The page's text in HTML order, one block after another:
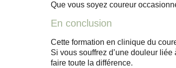
Que vous soyez coureur
En conclusion
Cette formation en clinique du
Si vous souffrez d’une douleur
faire toute la différence.